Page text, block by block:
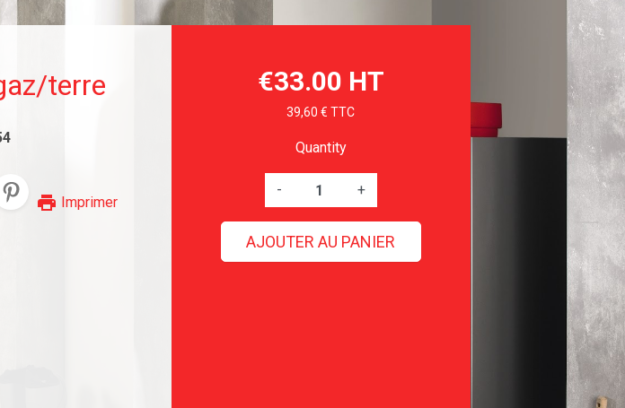
terre
print Imprimer
€33.00 HT
39,60 € TTC
Quantity
- +
AJOUTER AU PANIER